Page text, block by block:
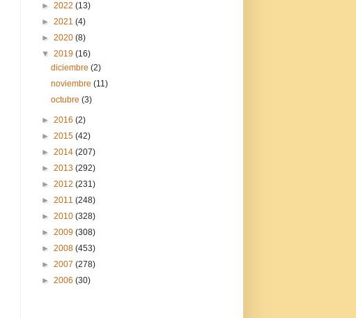
► 2022 (13)
► 2021 (4)
► 2020 (8)
▼ 2019 (16)
diciembre(2)
noviembre(11)
octubre(3)
► 2016 (2)
► 2015 (42)
► 2014 (207)
► 2013 (292)
► 2012 (231)
► 2011 (248)
► 2010 (328)
► 2009 (308)
► 2008 (453)
► 2007 (278)
► 2006 (30)